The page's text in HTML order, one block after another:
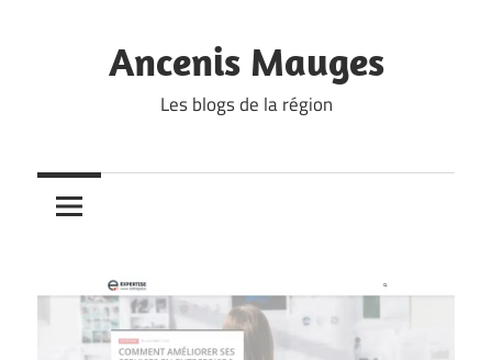
Ancenis Mauges
Les blogs de la région